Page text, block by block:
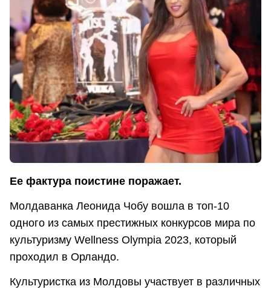
Ее фактура поистине поражает.
Молдаванка Леонида Чобу вошла в топ-10
одного из самых престижных конкурсов мира по
культуризму Wellness Olympia 2023, который
проходил в Орландо.
Культуристка из Молдовы участвует в различных